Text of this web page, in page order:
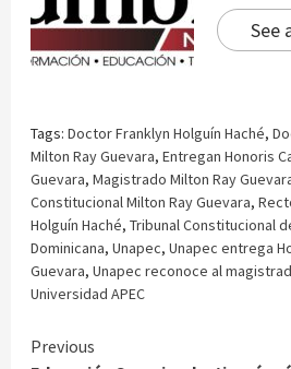
See
Tags: Doctor Franklyn Holguín Haché,
Milton Ray Guevara, Entregan Honoris
Guevara, Magistrado Milton Ray
Constitucional Milton Ray Guevara,
Holguín Haché, Tribunal Constitucional
Dominicana, Unapec, Unapec entrega
Guevara, Unapec reconoce al
Universidad APEC
Continue
Previous